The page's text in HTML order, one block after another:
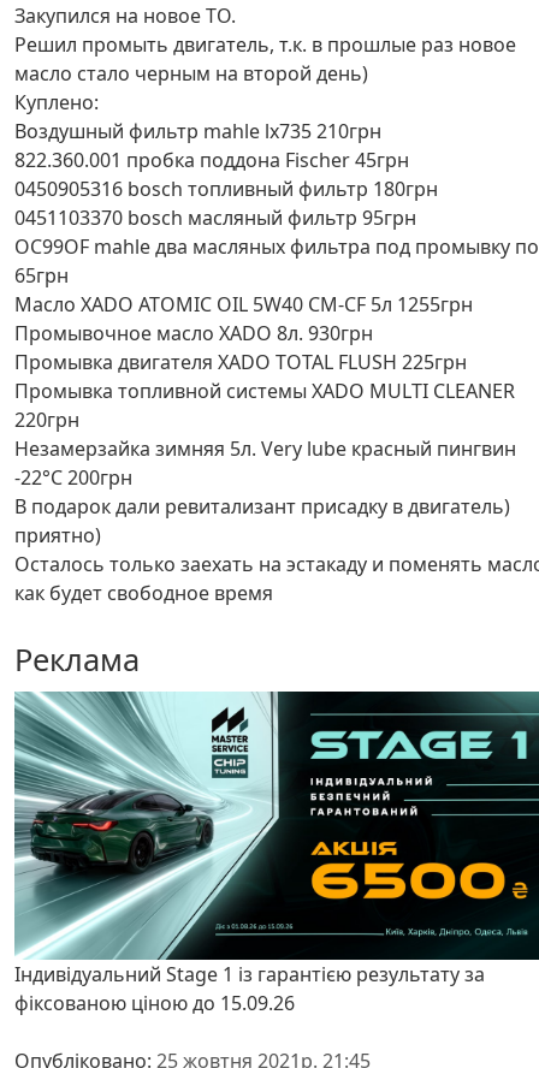
Закупился на новое ТО.
Решил промыть двигатель, т.к. в прошлые раз новое
масло стало черным на второй день)
Куплено:
Воздушный фильтр mahle lx735 210грн
822.360.001 пробка поддона Fischer 45грн
0450905316 bosch топливный фильтр 180грн
0451103370 bosch масляный фильтр 95грн
OC99OF mahle два масляных фильтра под промывку по
65грн
Масло XADO ATOMIC OIL 5W40 CM-CF 5л 1255грн
Промывочное масло XADO 8л. 930грн
Промывка двигателя XADO TOTAL FLUSH 225грн
Промывка топливной системы XADO MULTI CLEANER
220грн
Незамерзайка зимняя 5л. Very lube красный пингвин
-22°С 200грн
В подарок дали ревитализант присадку в двигатель)
приятно)
Осталось только заехать на эстакаду и поменять
как будет свободное время
Реклама
Індивідуальний Stage 1 із гарантією результату за
фіксованою ціною до 15.09.26
Опубліковано: 25 жовтня 2021р. 21:45